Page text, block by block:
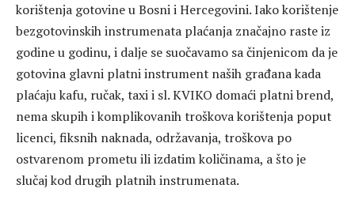
korištenja gotovine u Bosni i Hercegovini. Iako korištenje
bezgotovinskih instrumenata plaćanja značajno raste iz
godine u godinu, i dalje se suočavamo sa činjenicom da je
gotovina glavni platni instrument naših građana kada
plaćaju kafu, ručak, taxi i sl. KVIKO domaći platni brend,
nema skupih i komplikovanih troškova korištenja poput
licenci, fiksnih naknada, održavanja, troškova po
ostvarenom prometu ili izdatim količinama, a što je
slučaj kod drugih platnih instrumenata.